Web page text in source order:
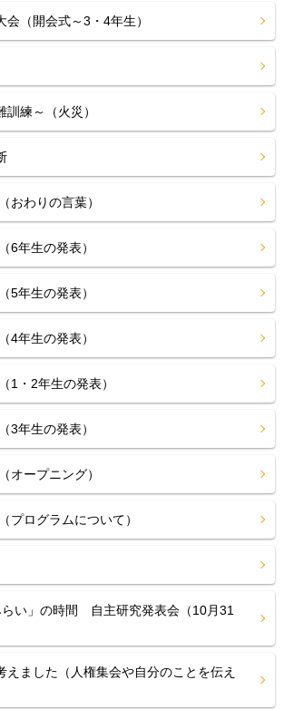
会（開会式～3・4年生）
練～（火災）
おわりの言葉）
6年生の発表）
5年生の発表）
4年生の発表）
1・2年生の発表）
3年生の発表）
オープニング）
プログラムについて）
い」の時間 自主研究発表会（10月31
えました（人権集会や自分のことを伝え